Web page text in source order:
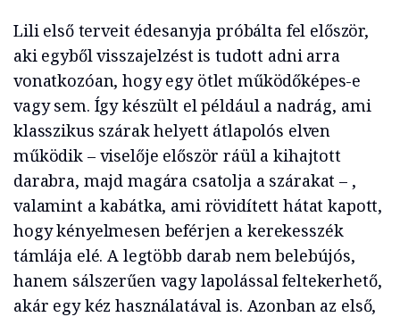
Lili első terveit édesanyja próbálta fel először,
aki egyből visszajelzést is tudott adni arra
vonatkozóan, hogy egy ötlet működőképes-e
vagy sem. Így készült el például a nadrág, ami
klasszikus szárak helyett átlapolós elven
működik – viselője először ráül a kihajtott
darabra, majd magára csatolja a szárakat – ,
valamint a kabátka, ami rövidített hátat kapott,
hogy kényelmesen beférjen a kerekesszék
támlája elé. A legtöbb darab nem belebújós,
hanem sálszerűen vagy lapolással feltekerhető,
akár egy kéz használatával is. Azonban az első,